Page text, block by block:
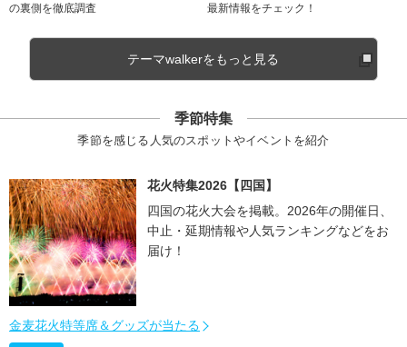
の裏側を徹底調査
最新情報をチェック！
テーマwalkerをもっと見る
季節特集
季節を感じる人気のスポットやイベントを紹介
花火特集2026【四国】
四国の花火大会を掲載。2026年の開催日、
中止・延期情報や人気ランキングなどをお
届け！
金麦花火特等席＆グッズが当たる